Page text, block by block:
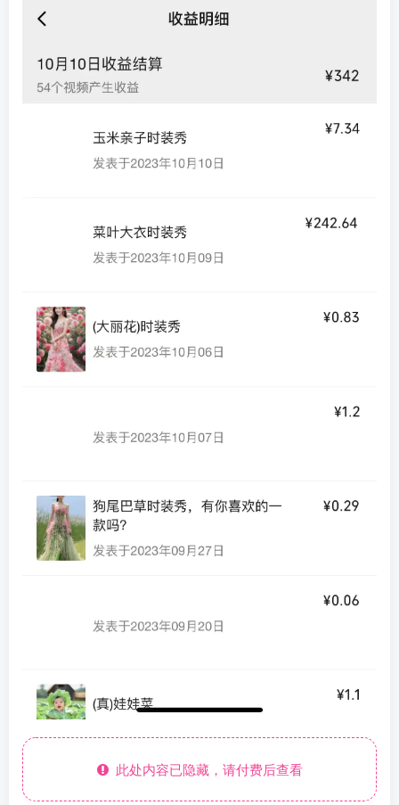
此处内容已隐藏，请付费后查看